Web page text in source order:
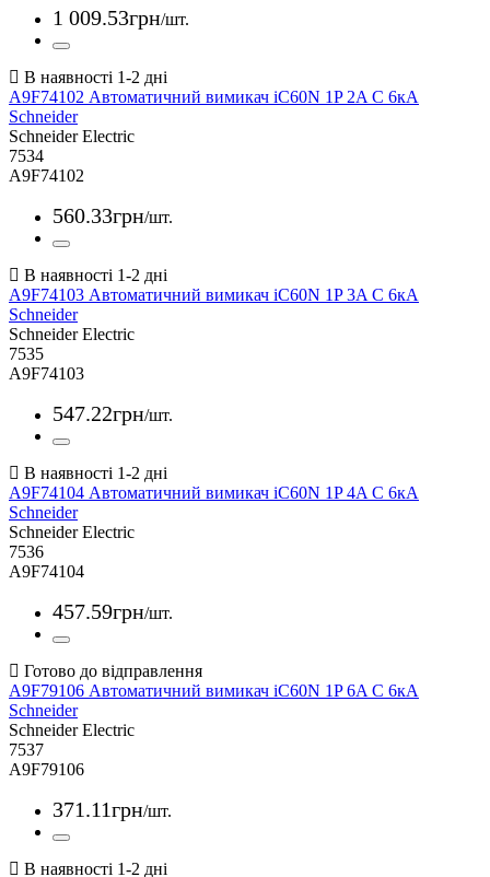
1 009.53грн/шт.
A9F74102 Автоматичний вимикач iC60N 1P 2A С 6кА
Schneider
Schneider Electric
7534
A9F74102
560.33грн/шт.
A9F74103 Автоматичний вимикач iC60N 1P 3A С 6кА
Schneider
Schneider Electric
7535
A9F74103
547.22грн/шт.
A9F74104 Автоматичний вимикач iC60N 1P 4A С 6кА
Schneider
Schneider Electric
7536
A9F74104
457.59грн/шт.
A9F79106 Автоматичний вимикач iC60N 1P 6A С 6кА
Schneider
Schneider Electric
7537
A9F79106
371.11грн/шт.